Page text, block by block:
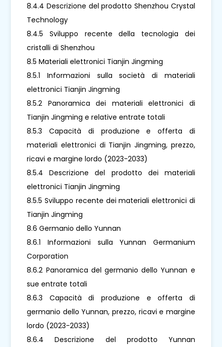
8.4.4 Descrizione del prodotto Shenzhou Crystal
Technology
8.4.5 Sviluppo recente della tecnologia dei
cristalli di Shenzhou
8.5 Materiali elettronici Tianjin Jingming
8.5.1 Informazioni sulla società di materiali
elettronici Tianjin Jingming
8.5.2 Panoramica dei materiali elettronici di
Tianjin Jingming e relative entrate totali
8.5.3 Capacità di produzione e offerta di
materiali elettronici di Tianjin Jingming, prezzo,
ricavi e margine lordo (2023-2033)
8.5.4 Descrizione del prodotto dei materiali
elettronici Tianjin Jingming
8.5.5 Sviluppo recente dei materiali elettronici di
Tianjin Jingming
8.6 Germanio dello Yunnan
8.6.1 Informazioni sulla Yunnan Germanium
Corporation
8.6.2 Panoramica del germanio dello Yunnan e
sue entrate totali
8.6.3 Capacità di produzione e offerta di
germanio dello Yunnan, prezzo, ricavi e margine
lordo (2023-2033)
8.6.4 Descrizione del prodotto Yunnan